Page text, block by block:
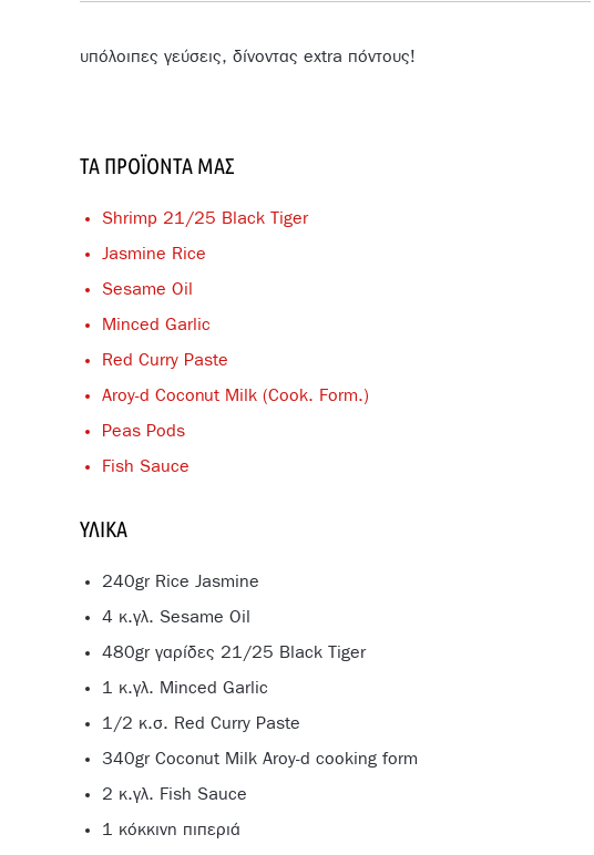
υπόλοιπες γεύσεις, δίνοντας extra πόντους!
ΤΑ ΠΡΟΪΌΝΤΑ ΜΑΣ
Shrimp 21/25 Black Tiger
Jasmine Rice
Sesame Oil
Minced Garlic
Red Curry Paste
Aroy-d Coconut Milk (Cook. Form.)
Peas Pods
Fish Sauce
ΥΛΙΚΆ
240gr Rice Jasmine
4 κ.γλ. Sesame Oil
480gr γαρίδες 21/25 Black Tiger
1 κ.γλ. Minced Garlic
1/2 κ.σ. Red Curry Paste
340gr Coconut Milk Aroy-d cooking form
2 κ.γλ. Fish Sauce
1 κόκκινη πιπεριά